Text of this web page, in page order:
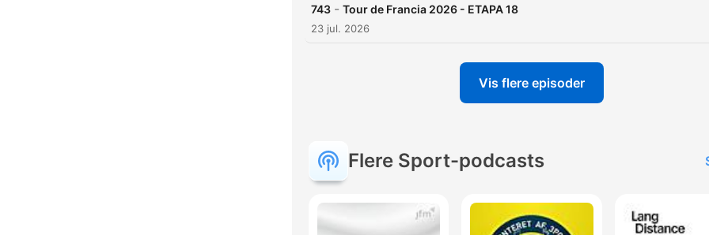
743 - Tour de Francia 2026 - ETAPA 18
23 jul. 2026
Vis flere episoder
Flere Sport-podcasts